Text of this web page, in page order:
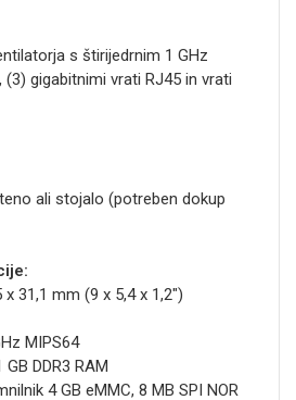
s štirijedrnim 1 GHz
gigabitnimi vrati RJ45 in vrati
ali stojalo (potreben dokup
31,1 mm (9 x 5,4 x 1,2")
MIPS64
DDR3 RAM
4 GB eMMC, 8 MB SPI NOR